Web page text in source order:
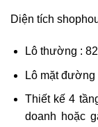
Diện tích
Lô thường :
Lô mặt đường
Thiết kế 4
doanh hoặc